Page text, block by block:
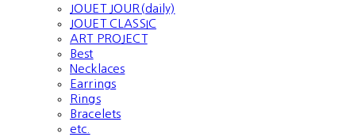
JOUET JOUR(daily)
JOUET CLASSIC
ART PROJECT
Best
Necklaces
Earrings
Rings
Bracelets
etc.